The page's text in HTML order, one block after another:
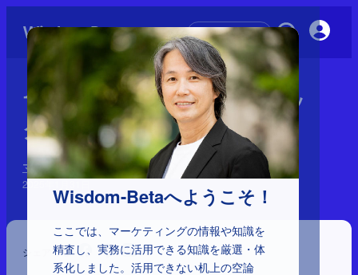
Wisdom-Betaへようこそ！
ここでは、マーケティングの情報や知識を
精査し、実務に活用できる知識を厳選・体
系化しました。活用できない机上の空論
初めての方へ
1-4-7：アル・ライズとジャッ
ク・トラウト
マーケティングに影響を与えた41人と理論
2025年1月31日
シェア